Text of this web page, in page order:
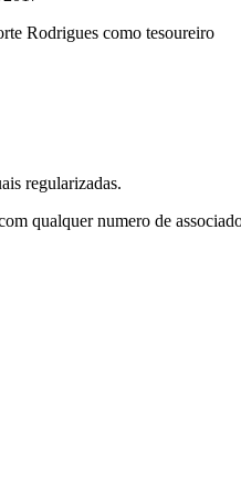
Rodrigues como tesoureiro
regularizadas.
qualquer numero de